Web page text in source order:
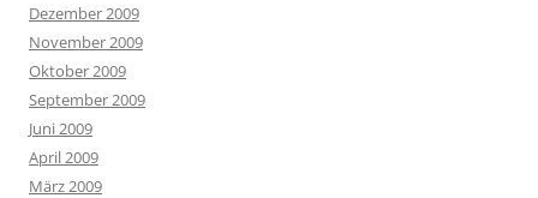
Dezember 2009
November 2009
Oktober 2009
September 2009
Juni 2009
April 2009
März 2009